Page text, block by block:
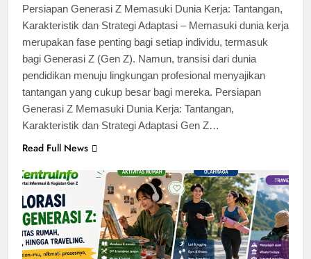
Persiapan Generasi Z Memasuki Dunia Kerja: Tantangan,
Karakteristik dan Strategi Adaptasi – Memasuki dunia kerja
merupakan fase penting bagi setiap individu, termasuk
bagi Generasi Z (Gen Z). Namun, transisi dari dunia
pendidikan menuju lingkungan profesional menyajikan
tantangan yang cukup besar bagi mereka. Persiapan
Generasi Z Memasuki Dunia Kerja: Tantangan,
Karakteristik dan Strategi Adaptasi Gen Z…
Read Full News